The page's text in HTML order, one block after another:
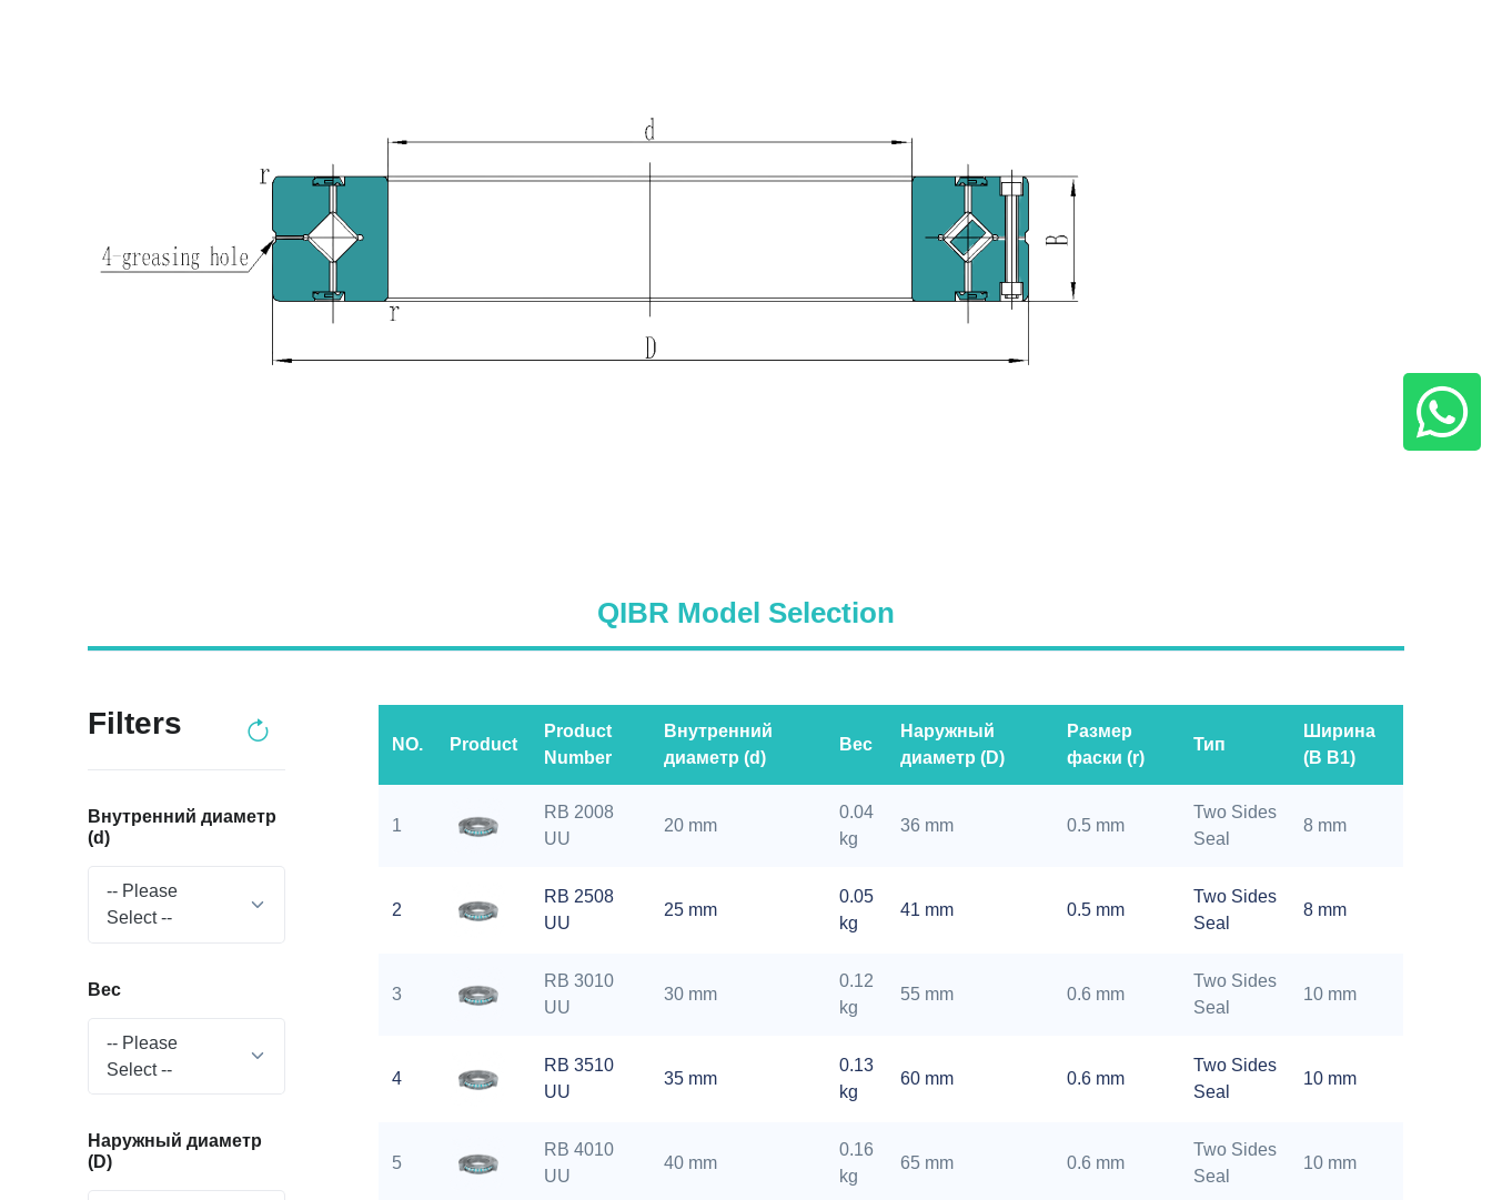
QIBR Model Selection
Filters
Внутренний диаметр
(d)
-- Please
Select --
Вес
-- Please
Select --
Наружный диаметр
(D)
NO. Product
Product
Number
Внутренний
диаметр (d)
Вес
Наружный
диаметр (D)
Размер
фаски (r)
Тип
Ширина
(B B1)
1
RB 2008
UU
20 mm
0.04
kg
36 mm 0.5 mm
Two Sides
Seal
8 mm
2
RB 2508
UU
25 mm
0.05
kg
41 mm 0.5 mm
Two Sides
Seal
8 mm
3
RB 3010
UU
30 mm
0.12
kg
55 mm 0.6 mm
Two Sides
Seal
10 mm
4
RB 3510
UU
35 mm
0.13
kg
60 mm 0.6 mm
Two Sides
Seal
10 mm
5
RB 4010
UU
40 mm
0.16
kg
65 mm 0.6 mm
Two Sides
Seal
10 mm